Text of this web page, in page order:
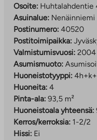
Osoite: Huhtalahdentie
Asuinalue: Nenäinniemi
Postinumero: 40520
Postitoimipaikka:
Valmistumisvuosi: 2004
Asumismuoto:
Huoneistotyyppi:
Huoneita: 4
Pinta-ala: 93,5 m²
Huoneistoala yhteensä:
Kerros/kerroksia: 1-2/2
Hissi: Ei